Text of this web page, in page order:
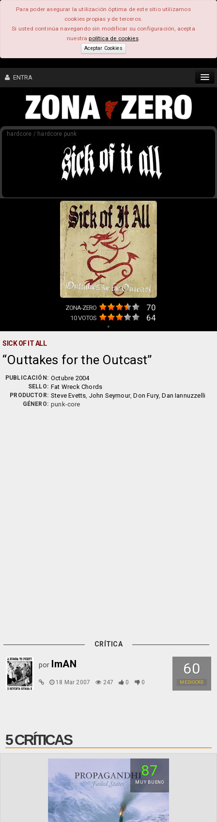
Para poder asegurar la utilización óptima de este sitio utilizamos
cookies propias y de terceros.
Si usted continúa navegando sin modificar su configuración, acepta
nuestrapolítica de cookies.
Aceptar Cookies
ENTRA
CONTENIDO
hardcore / hardcore punk
ZONA-ZERO 70
10VOTOS 64
+
SICK OF IT ALL
Outtakes for the Outcast
PUBLICACIÓN: Octubre 2004
SELLO: Fat Wreck Chords
PRODUCTOR: Steve Evetts, John Seymour,Don Fury,Dan Iannuzzelli
GÉNERO: punk-core
CRÍTICA
60
MEDIOCRE
por ImAN
18 Mar 2007 247 0 0
5 CRÍTICAS
87
MUY BUENO